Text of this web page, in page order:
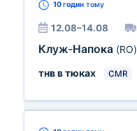
10 годин тому
12.08–14.08
Клуж-Напока (RO)
тнв в тюках
CMR